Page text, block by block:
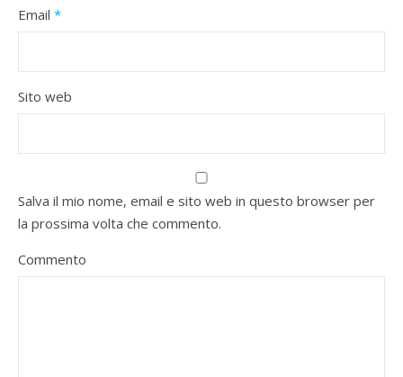
Email *
Sito web
Salva il mio nome, email e sito web in questo browser per
la prossima volta che commento.
Commento